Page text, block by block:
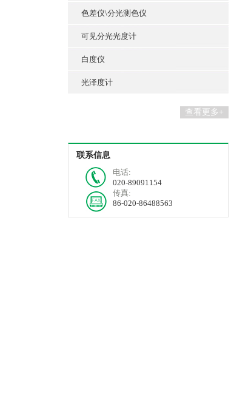
色差仪\分光测色仪
可见分光光度计
白度仪
光泽度计
查看更多+
联系信息
电话:
020-89091154
传真:
86-020-86488563